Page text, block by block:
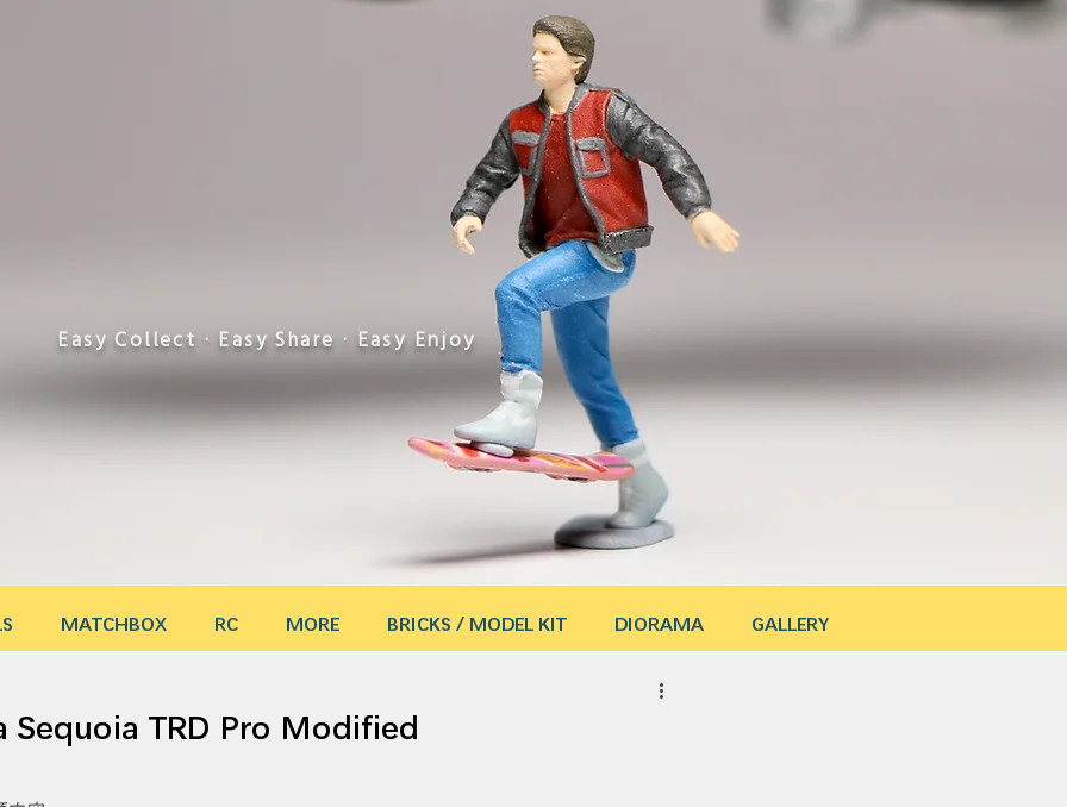
​Easy Collect · Easy Share · Easy Enjoy
Sequoia TRD Pro Modified
MATCHBOX RC MORE BRICKS / MODEL KIT DIORAMA GALLERY